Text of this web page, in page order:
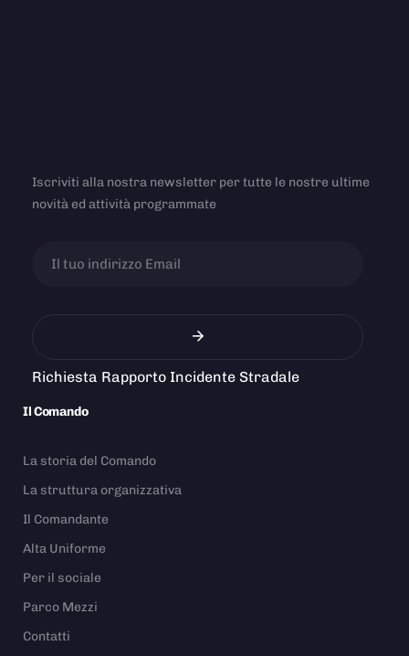
Iscriviti alla nostra newsletter per tutte le nostre ultime
novità ed attività programmate
Richiesta Rapporto Incidente Stradale
Il Comando
La storia del Comando
La struttura organizzativa
Il Comandante
Alta Uniforme
Per il sociale
Parco Mezzi
Contatti